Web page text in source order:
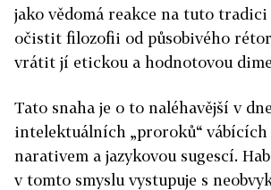
jako vědomá reakce na tuto tradici
očistit filozofii od působivého
vrátit jí etickou a hodnotovou
Tato snaha je o to naléhavější v
intelektuálních „proroků“
narativem a jazykovou sugescí.
v tomto smyslu vystupuje s